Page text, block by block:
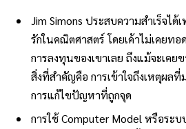
Jim Simons ประสบความสำเร็จได้
รักในคณิตศาสตร์ โดยเค้าไม่เคยท
การลงทุนของเขาเลย ถึงแม้จะเค
สิ่งที่สำคัญคือ การเข้าใจถึงเหตุผลที่
การแก้ไขปัญหาที่ถูกจุด
การใช้ Computer Model หรือระบ